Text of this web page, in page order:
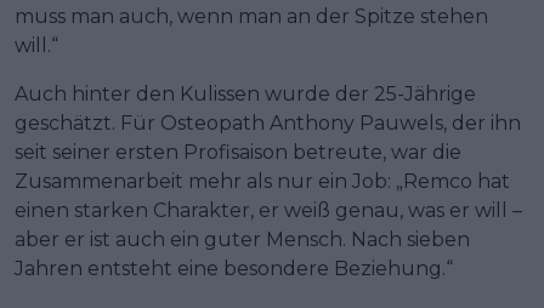
muss man auch, wenn man an der Spitze stehen
will.“
Auch hinter den Kulissen wurde der 25-Jährige
geschätzt. Für Osteopath Anthony Pauwels, der ihn
seit seiner ersten Profisaison betreute, war die
Zusammenarbeit mehr als nur ein Job: „Remco hat
einen starken Charakter, er weiß genau, was er will –
aber er ist auch ein guter Mensch. Nach sieben
Jahren entsteht eine besondere Beziehung.“